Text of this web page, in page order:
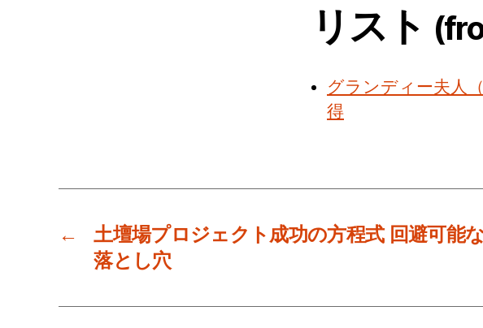
リスト
グランディー夫人
得
←
土壇場プロジェクト成功の方程式 回避可能
落とし穴